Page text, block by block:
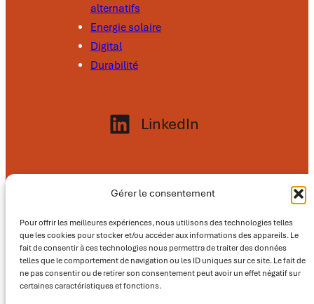
Gérer le consentement
Pour offrir les meilleures expériences, nous utilisons des technologies telles
que les cookies pour stocker et/ou accéder aux informations des appareils. Le
fait de consentir à ces technologies nous permettra de traiter des données
telles que le comportement de navigation ou les ID uniques sur ce site. Le fait de
ne pas consentir ou de retirer son consentement peut avoir un effet négatif sur
certaines caractéristiques et fonctions.
alternatifs
Energie solaire
Digital
Durabilité
LinkedIn
18 boulevard Paul Perrin – 44600 Saint-
Nazaire
Agence Sud – Est: